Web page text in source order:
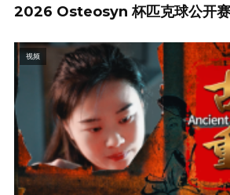
2026 Osteosyn 杯匹克球公开
视频